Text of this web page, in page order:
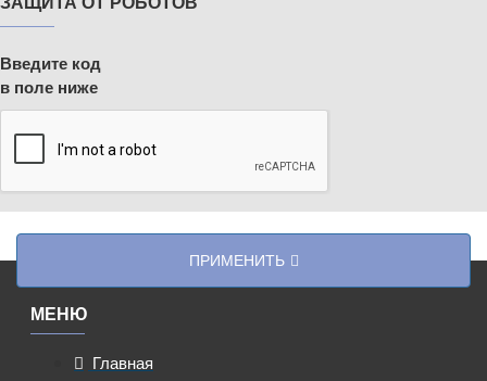
Введите код
в поле ниже
ПРИМЕНИТЬ
МЕНЮ
Главная